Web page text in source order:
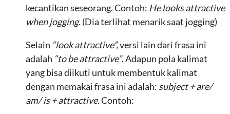
kecantikan seseorang. Contoh: He looks attractive
when jogging.(Dia terlihat menarik saat jogging)
Selain “look attractive”,versi lain dari frasa ini
adalah “to be attractive”. Adapun pola kalimat
yang bisa diikuti untuk membentuk kalimat
dengan memakai frasa ini adalah: subject + are/
am/ is + attractive.Contoh: